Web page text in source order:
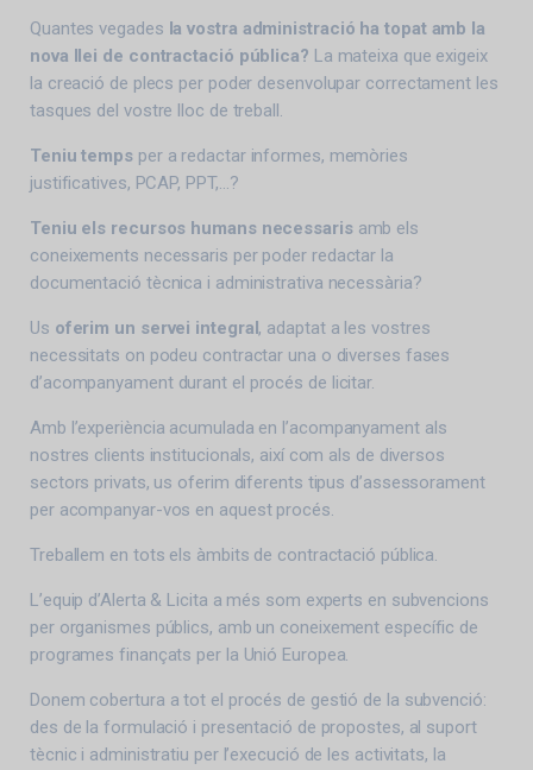
Quantes vegades la vostra administració ha topat amb la
nova llei de contractació pública? La mateixa que exigeix
la creació de plecs per poder desenvolupar correctament les
tasques del vostre lloc de treball.
Teniu temps per a redactar informes, memòries
justificatives, PCAP, PPT,…?
Teniu els recursos humans necessarisamb els
coneixements necessaris per poder redactar la
documentació tècnica i administrativa necessària?
Us oferim un servei integral , adaptat a les vostres
necessitats on podeu contractar una o diverses fases
d’acompanyament durant el procés de licitar.
Amb l’experiència acumulada en l’acompanyament als
nostres clients institucionals, així com als de diversos
sectors privats, us oferim diferents tipus d’assessorament
per acompanyar-vos en aquest procés.
Treballem en tots els àmbits de contractació pública.
L’equip d’Alerta & Licita a més som experts en subvencions
per organismes públics, amb un coneixement específic de
programes finançats per la Unió Europea.
Donem cobertura a tot el procés de gestió de la subvenció:
des de la formulació i presentació de propostes, al suport
tècnic i administratiu per l’execució de les activitats, la